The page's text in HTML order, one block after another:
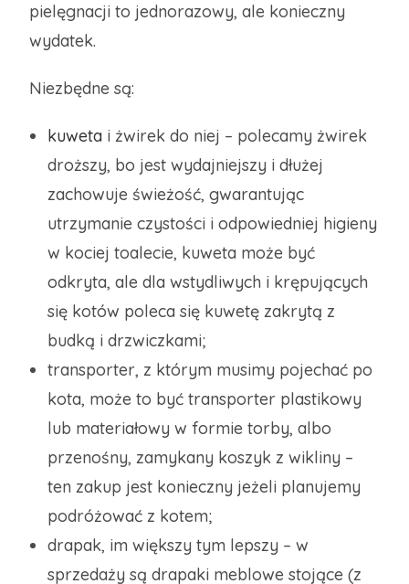
pielęgnacji to jednorazowy, ale konieczny
wydatek.
Niezbędne są:
kuweta i żwirek do niej – polecamy żwirek
droższy, bo jest wydajniejszy i dłużej
zachowuje świeżość, gwarantując
utrzymanie czystości i odpowiedniej higieny
w kociej toalecie, kuweta może być
odkryta, ale dla wstydliwych i krępujących
się kotów poleca się kuwetę zakrytą z
budką i drzwiczkami;
transporter, z którym musimy pojechać po
kota, może to być transporter plastikowy
lub materiałowy w formie torby, albo
przenośny, zamykany koszyk z wikliny –
ten zakup jest konieczny jeżeli planujemy
podróżować z kotem;
drapak, im większy tym lepszy – w
sprzedaży są drapaki meblowe stojące (z